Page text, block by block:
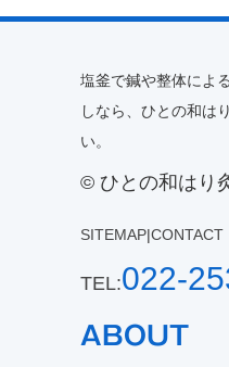
塩釜で鍼や整体によ
しなら、ひとの和は
い。
© ひとの和はり
SITEMAP|CONTACT
TEL:022-
ABOUT